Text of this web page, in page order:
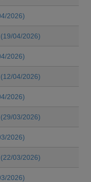
2026)
(19/04/2026)
2026)
(12/04/2026)
2026)
(29/03/2026)
2026)
(22/03/2026)
2026)